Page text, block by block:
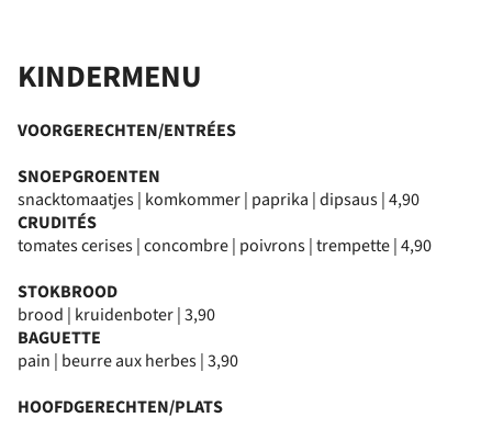
KINDERMENU
VOORGERECHTEN/ENTRÉES
SNOEPGROENTEN
snacktomaatjes | komkommer | paprika | dipsaus | 4,90
CRUDITÉS
tomates cerises | concombre | poivrons | trempette | 4,90
STOKBROOD
brood | kruidenboter | 3,90
BAGUETTE
pain | beurre aux herbes | 3,90
HOOFDGERECHTEN/PLATS